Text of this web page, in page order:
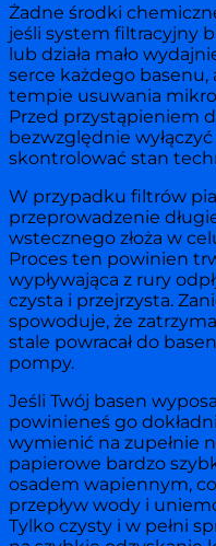
Żadne środki
jeśli system filtracyjny
lub działa mało
serce każdego
tempie usuwania
Przed przystąpieniem
bezwzględnie
skontrolować stan
W przypadku filtrów
przeprowadzenie
wstecznego złoża w
Proces ten powinien
wypływająca z rury
czysta i przejrzysta.
spowoduje, że
stale powracał do
pompy.
Jeśli Twój basen
powinieneś go
wymienić na zupełnie
papierowe bardzo
osadem wapiennym,
przepływ wody i
Tylko czysty i w pełni